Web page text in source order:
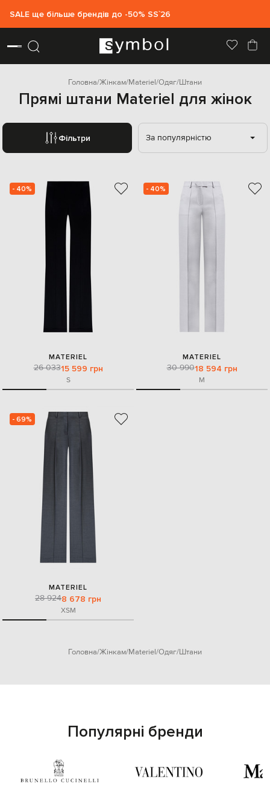
SALE ще більше брендів до -50% SS`26
Головна Жінкам Materiel Одяг Штани
Прямі штани Materiel для жінок
Фільтри За популярністю
- 40%
MATERIEL
26 03315 599 грн
S
- 40%
MATERIEL
30 99018 594 грн
M
- 69%
MATERIEL
28 9248 678 грн
XSM
Головна Жінкам Materiel Одяг Штани
Популярні бренди